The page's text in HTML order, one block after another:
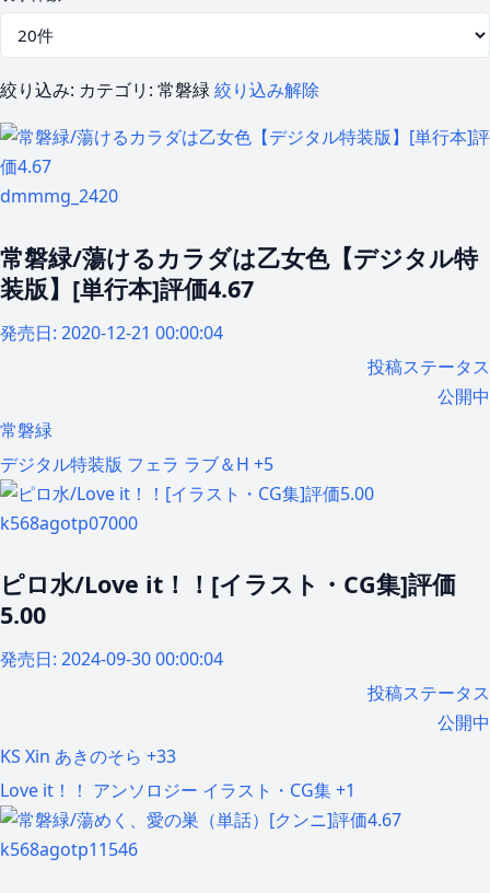
絞り込み: カテゴリ: 常磐緑絞り込み解除
dmmmg_2420
常磐緑/蕩けるカラダは乙女色【デジタル特
装版】[単行本]評価4.67
発売日: 2020-12-21 00:00:04
投稿ステータス
公開中
常磐緑
デジタル特装版 フェラ ラブ＆H +5
k568agotp07000
ピロ水/Love it！！[イラスト・CG集]評価
5.00
発売日: 2024-09-30 00:00:04
投稿ステータス
公開中
KS Xin あきのそら +33
Love it！！ アンソロジー イラスト・CG集+1
k568agotp11546